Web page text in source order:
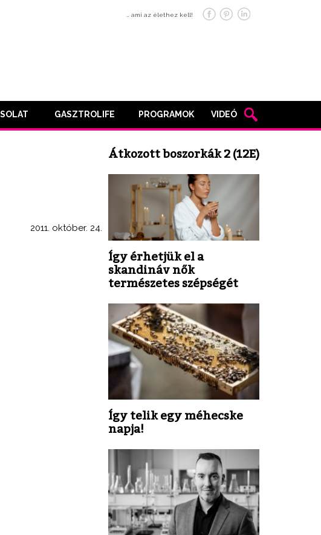
… ami az élethez kell!
GASZTROLIFE PROGRAMOK VIDEÓ
2011. október. 24.
Átkozott boszorkák 2 (12E)
Így érhetjük el a
skandináv nők
természetes szépségét
Így telik egy méhecske
napja!